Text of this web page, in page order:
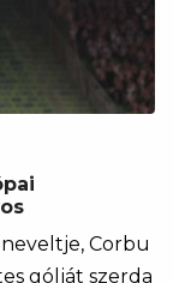
Corbu
gólját szerda